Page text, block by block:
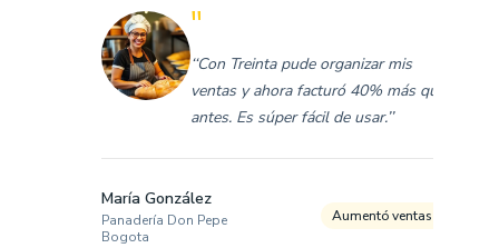
"
‘‘Con Treinta pude organizar mis
ventas y ahora facturó 40% más que
antes. Es súper fácil de usar.’’
María González
Panadería Don Pepe
Bogota
Aumentó ventas 40%